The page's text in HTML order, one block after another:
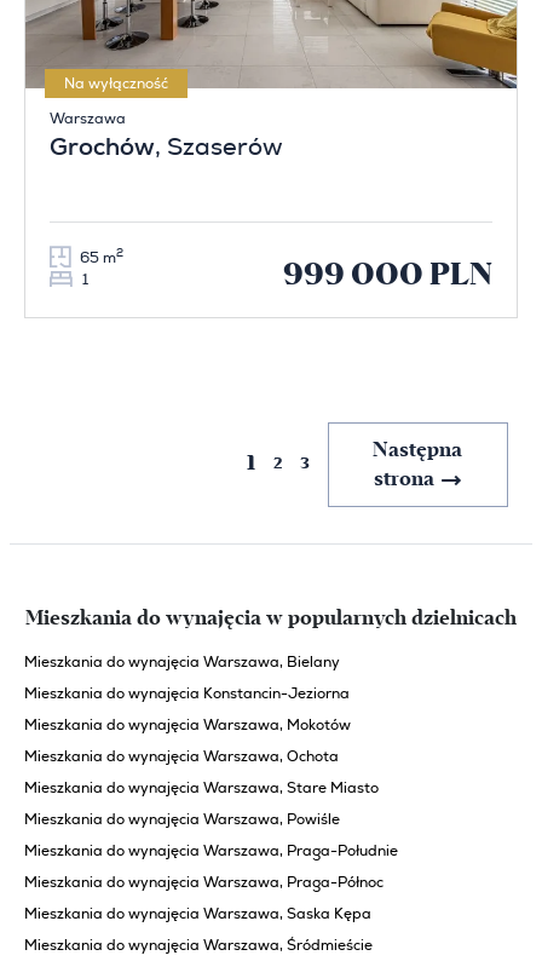
Na wyłączność
Warszawa
Grochów, Szaserów
65 m2
1 999 000 PLN
1 2 3
Następna
strona
Mieszkania do wynajęcia w popularnych dzielnicach
Mieszkania do wynajęcia Warszawa, Bielany
Mieszkania do wynajęcia Konstancin-Jeziorna
Mieszkania do wynajęcia Warszawa, Mokotów
Mieszkania do wynajęcia Warszawa, Ochota
Mieszkania do wynajęcia Warszawa, Stare Miasto
Mieszkania do wynajęcia Warszawa, Powiśle
Mieszkania do wynajęcia Warszawa, Praga-Południe
Mieszkania do wynajęcia Warszawa, Praga-Północ
Mieszkania do wynajęcia Warszawa, Saska Kępa
Mieszkania do wynajęcia Warszawa, Śródmieście